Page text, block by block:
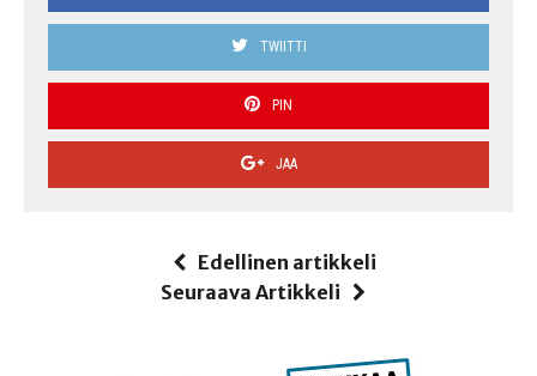
TWIITTI
PIN
JAA
Edellinen artikkeli
Seuraava Artikkeli